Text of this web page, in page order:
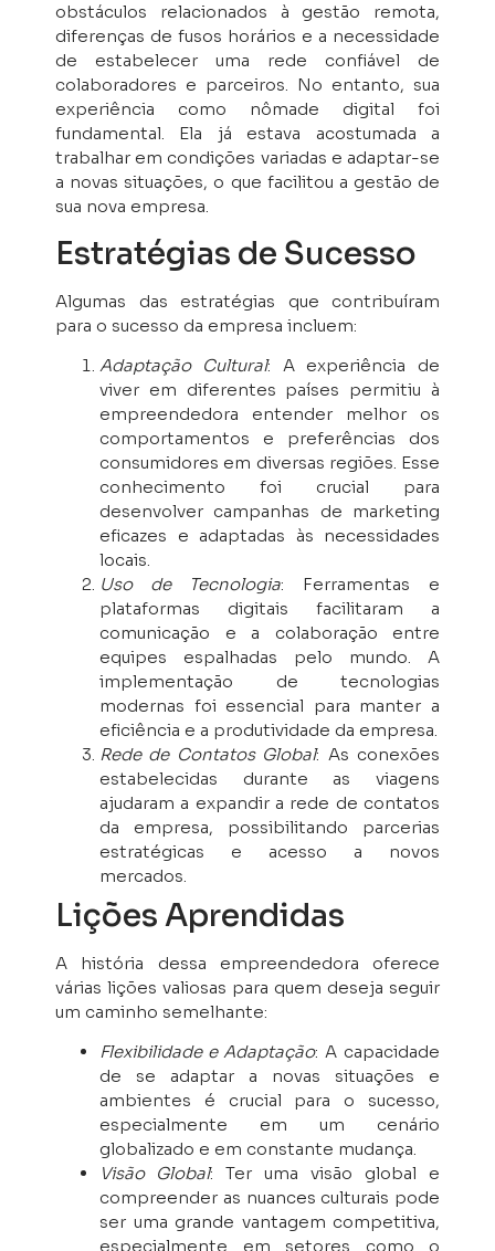
obstáculos relacionados à gestão remota,
diferenças de fusos horários e a necessidade
de estabelecer uma rede confiável de
colaboradores e parceiros. No entanto, sua
experiência como nômade digital foi
fundamental. Ela já estava acostumada a
trabalhar em condições variadas e adaptar-se
a novas situações, o que facilitou a gestão de
sua nova empresa.
Estratégias de Sucesso
Algumas das estratégias que contribuíram
para o sucesso da empresa incluem:
Adaptação Cultural: A experiência de
viver em diferentes países permitiu à
empreendedora entender melhor os
comportamentos e preferências dos
consumidores em diversas regiões. Esse
conhecimento foi crucial para
desenvolver campanhas de marketing
eficazes e adaptadas às necessidades
locais.
Uso de Tecnologia: Ferramentas e
plataformas digitais facilitaram a
comunicação e a colaboração entre
equipes espalhadas pelo mundo. A
implementação de tecnologias
modernas foi essencial para manter a
eficiência e a produtividade da empresa.
Rede de Contatos Global: As conexões
estabelecidas durante as viagens
ajudaram a expandir a rede de contatos
da empresa, possibilitando parcerias
estratégicas e acesso a novos
mercados.
Lições Aprendidas
A história dessa empreendedora oferece
várias lições valiosas para quem deseja seguir
um caminho semelhante:
Flexibilidade e Adaptação: A capacidade
de se adaptar a novas situações e
ambientes é crucial para o sucesso,
especialmente em um cenário
globalizado e em constante mudança.
Visão Global: Ter uma visão global e
compreender as nuances culturais pode
ser uma grande vantagem competitiva,
especialmente em setores como o